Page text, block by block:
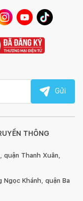
THÔNG
Thanh Xuân,
Ngọc Khánh, quận Ba
Gửi